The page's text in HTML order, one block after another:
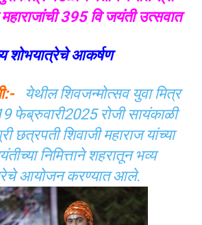
395 वि जयंती उत्सवात
शोभयात्रेचे आकर्षण
येथील शिवजन्मोत्सव युवा मित्र
फेब्रुवारी2025 रोजी सायंकाळी
छत्रपती शिवाजी महाराज यांच्या
निमित्ताने शहरातून भव्य
आयोजन करण्यात आले.